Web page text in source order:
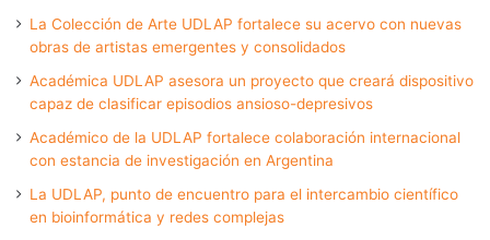
La Colección de Arte UDLAP fortalece su acervo con nuevas
obras de artistas emergentes y consolidados
Académica UDLAP asesora un proyecto que creará dispositivo
capaz de clasificar episodios ansioso-depresivos
Académico de la UDLAP fortalece colaboración internacional
con estancia de investigación en Argentina
La UDLAP, punto de encuentro para el intercambio científico
en bioinformática y redes complejas